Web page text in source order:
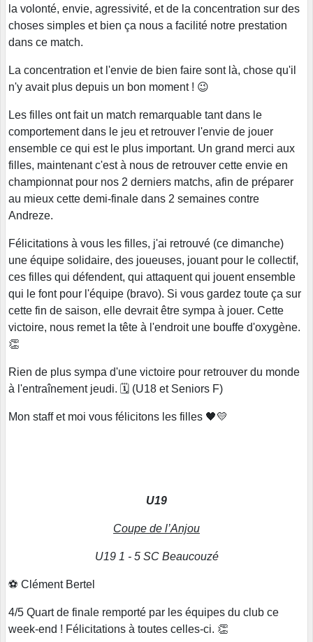
la volonté, envie, agressivité, et de la concentration sur des
choses simples et bien ça nous a facilité notre prestation
dans ce match.
La concentration et l'envie de bien faire sont là, chose qu'il
n'y avait plus depuis un bon moment ! 😉
Les filles ont fait un match remarquable tant dans le
comportement dans le jeu et retrouver l'envie de jouer
ensemble ce qui est le plus important. Un grand merci aux
filles, maintenant c'est à nous de retrouver cette envie en
championnat pour nos 2 derniers matchs, afin de préparer
au mieux cette demi-finale dans 2 semaines contre
Andreze.
Félicitations à vous les filles, j'ai retrouvé (ce dimanche)
une équipe solidaire, des joueuses, jouant pour le collectif,
ces filles qui défendent, qui attaquent qui jouent ensemble
qui le font pour l'équipe (bravo). Si vous gardez toute ça sur
cette fin de saison, elle devrait être sympa à jouer. Cette
victoire, nous remet la tête à l'endroit une bouffe d'oxygène.
👏
Rien de plus sympa d'une victoire pour retrouver du monde
à l'entraînement jeudi. 🗓️ (U18 et Seniors F)
Mon staff et moi vous félicitons les filles 🖤💛
U19
Coupe de l’Anjou
U19 1 - 5 SC Beaucouzé
⚽ Clément Bertel
4/5 Quart de finale remporté par les équipes du club ce
week-end ! Félicitations à toutes celles-ci. 👏